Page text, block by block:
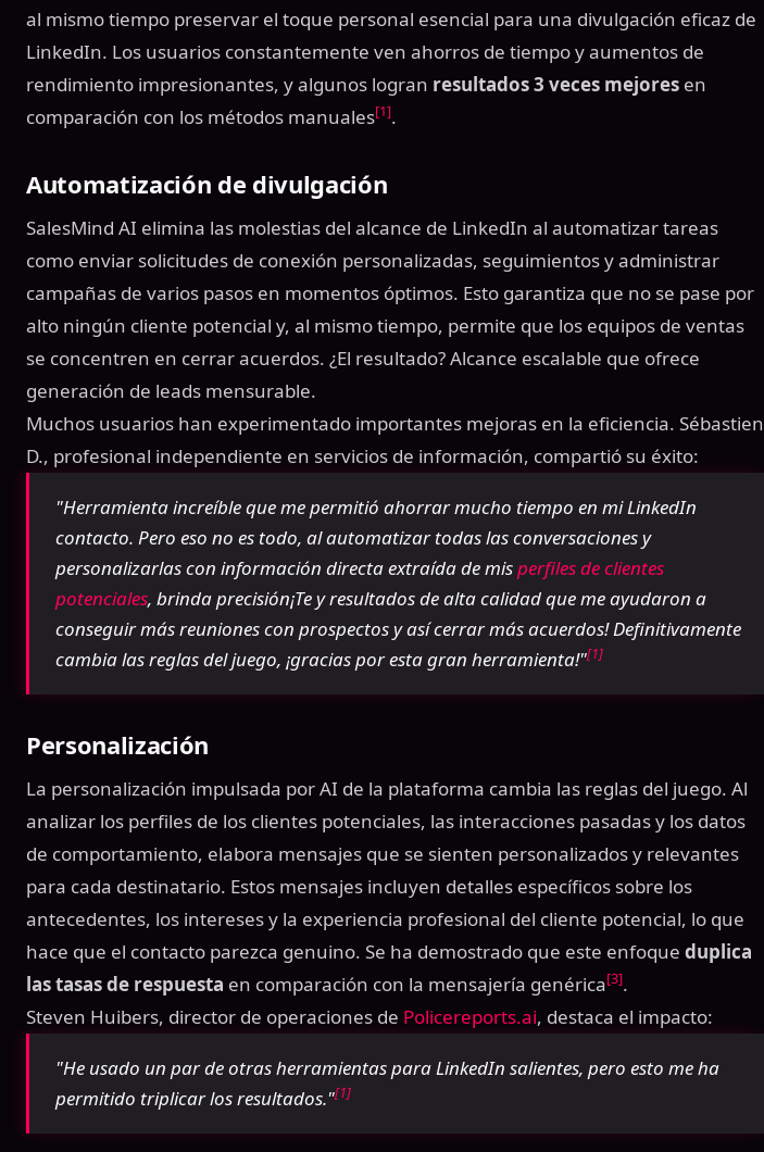
al mismo tiempo preservar el toque personal esencial para una divulgación eficaz de
LinkedIn. Los usuarios constantemente ven ahorros de tiempo y aumentos de
rendimiento impresionantes, y algunos logran resultados 3 veces mejores en
comparación con los métodos manuales[1].
Automatización de divulgación
SalesMind AI elimina las molestias del alcance de LinkedIn al automatizar tareas
como enviar solicitudes de conexión personalizadas, seguimientos y administrar
campañas de varios pasos en momentos óptimos. Esto garantiza que no se pase por
alto ningún cliente potencial y, al mismo tiempo, permite que los equipos de ventas
se concentren en cerrar acuerdos. ¿El resultado? Alcance escalable que ofrece
generación de leads mensurable.
Muchos usuarios han experimentado importantes mejoras en la eficiencia. Sébastien
D., profesional independiente en servicios de información, compartió su éxito:
"Herramienta increíble que me permitió ahorrar mucho tiempo en mi LinkedIn
contacto. Pero eso no es todo, al automatizar todas las conversaciones y
personalizarlas con información directa extraída de misperfiles de clientes
potenciales, brinda precisión¡Te y resultados de alta calidad que me ayudaron a
conseguir más reuniones con prospectos y así cerrar más acuerdos! Definitivamente
cambia las reglas del juego, ¡gracias por esta gran herramienta!"[1]
Personalización
La personalización impulsada por AI de la plataforma cambia las reglas del juego. Al
analizar los perfiles de los clientes potenciales, las interacciones pasadas y los datos
de comportamiento, elabora mensajes que se sienten personalizados y relevantes
para cada destinatario. Estos mensajes incluyen detalles específicos sobre los
antecedentes, los intereses y la experiencia profesional del cliente potencial, lo que
hace que el contacto parezca genuino. Se ha demostrado que este enfoque duplica
las tasas de respuesta en comparación con la mensajería genérica[3].
Steven Huibers, director de operaciones de Policereports.ai, destaca el impacto:
"He usado un par de otras herramientas para LinkedIn salientes, pero esto me ha
permitido triplicar los resultados."[1]